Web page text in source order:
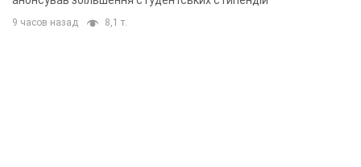
9 часов назад 8,1 т.